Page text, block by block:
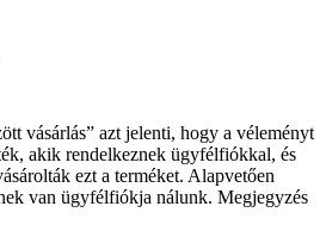
vásárlás” azt jelenti, hogy a véleményt
akik rendelkeznek ügyfélfiókkal, és
ezt a terméket. Alapvetően
van ügyfélfiókja nálunk. Megjegyzés